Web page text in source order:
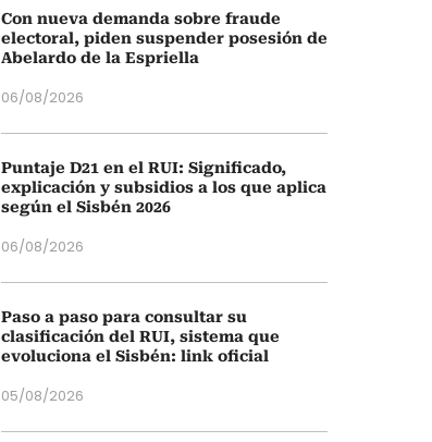
Con nueva demanda sobre fraude
electoral, piden suspender posesión de
Abelardo de la Espriella
06/08/2026
Puntaje D21 en el RUI: Significado,
explicación y subsidios a los que aplica
según el Sisbén 2026
06/08/2026
Paso a paso para consultar su
clasificación del RUI, sistema que
evoluciona el Sisbén: link oficial
05/08/2026